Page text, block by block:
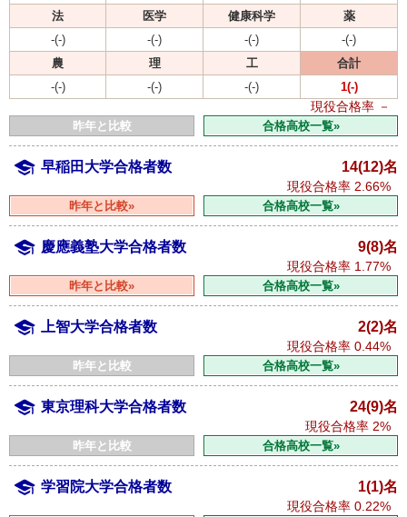
法
医学 健康科学
薬
-(-)
-(-) -(-)
-(-)
農
理 工
合計
-(-)
-(-) -(-) 1(-)
現役合格率 －
昨年と比較 合格高校一覧»
早稲田大学合格者数 14(12)名
現役合格率 2.66%
昨年と比較» 合格高校一覧»
慶應義塾大学合格者数 9(8)名
現役合格率 1.77%
昨年と比較» 合格高校一覧»
上智大学合格者数 2(2)名
現役合格率 0.44%
昨年と比較 合格高校一覧»
東京理科大学合格者数 24(9)名
現役合格率 2%
昨年と比較 合格高校一覧»
学習院大学合格者数 1(1)名
現役合格率 0.22%